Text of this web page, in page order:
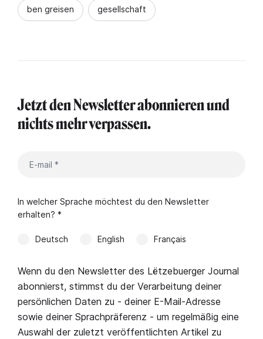
ben greisen gesellschaft
Jetzt den Newsletter abonnieren und
nichts mehr verpassen.
In welcher Sprache möchtest du den Newsletter
erhalten? *
Deutsch English Français
Wenn du den Newsletter des Lëtzebuerger Journal
abonnierst, stimmst du der Verarbeitung deiner
persönlichen Daten zu - deiner E-Mail-Adresse
sowie deiner Sprachpräferenz - um regelmäßig eine
Auswahl der zuletzt veröffentlichten Artikel zu